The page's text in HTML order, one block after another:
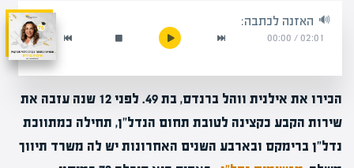
האזנה לכתבה:
02:01
/
00:00
הכירו את אילנית ווהל ברנדס, בת 49. לפני 12 שנה עזבה את
שירות הקבע כקצינה לטובת תחום הנדל"ן, תחילה כמתווכת
נדל"ן ברימקס ובארבע השנים האחרונות יש לה משרד תיווך